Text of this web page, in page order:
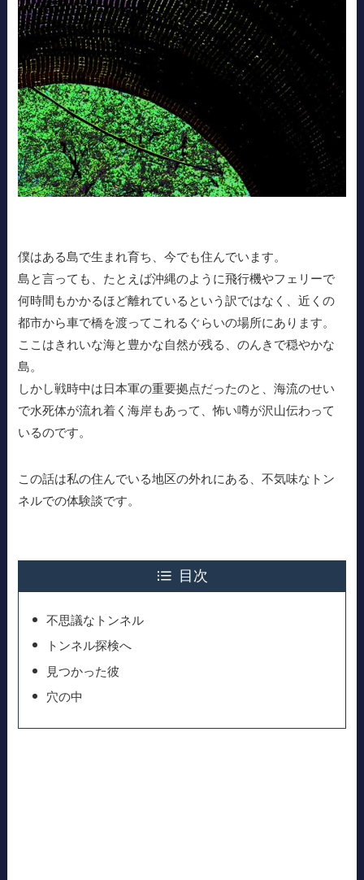
僕はある島で生まれ育ち、今でも住んでいます。
島と言っても、たとえば沖縄のように飛行機やフェリーで
何時間もかかるほど離れているという訳ではなく、近くの
都市から車で橋を渡ってこれるぐらいの場所にあります。
ここはきれいな海と豊かな自然が残る、のんきで穏やかな
島。
しかし戦時中は日本軍の重要拠点だったのと、海流のせい
で水死体が流れ着く海岸もあって、怖い噂が沢山伝わって
いるのです。
この話は私の住んでいる地区の外れにある、不気味なトン
ネルでの体験談です。
目次
不思議なトンネル
トンネル探検へ
見つかった彼
穴の中